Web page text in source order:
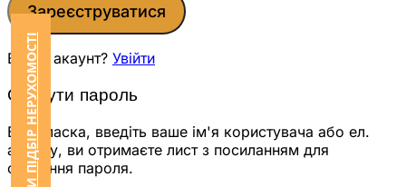
ЗАМОВИТИ ПІДБІР НЕРУХОМОСТІ
Зареєструватися
Вже є акаунт? Увійти
Скинути пароль
Будь ласка, введіть ваше ім'я користувача або ел.
адресу, ви отримаєте лист з посиланням для
скидання пароля.